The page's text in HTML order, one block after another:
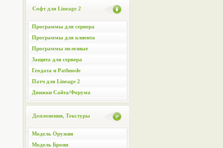
Софт для Lineage 2
Программы для сервера
Программы для клиента
Программы полезные
Защита для сервера
Геодата и Pathnode
Патч для Lineage 2
Движки Сайта/Форума
Доплонения, Текстуры
Модель Оружия
Модель Брони